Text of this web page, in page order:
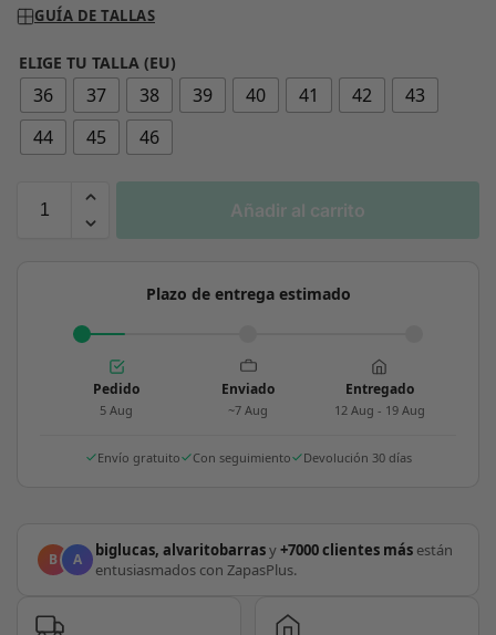
GUÍA DE TALLAS
ELIGE TU TALLA (EU)
36 37 38 39 40 41 42
43
44
45 46
Añadir al carrito
Plazo de entrega estimado
Pedido
5 Aug
Enviado
~7 Aug
Entregado
12 Aug - 19 Aug
Envío gratuito Con seguimiento Devolución 30 días
B A biglucas, alvaritobarrasy+7000 clientes más están
entusiasmados con ZapasPlus.